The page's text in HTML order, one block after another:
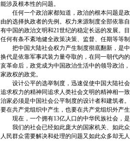
能涉及根本性的问题。
任何一个政治家都知道，政治的根本问题是政
由的选择执政者的先例。权力来源制度全部依靠
有中国的政治文明和21世纪的稳定长远的发展。
任何有条不紊地健全政策决策、监督、任期等等
把中国大陆社会权力产生制度彻底翻新，是中
换代是依靠军事武装力量夺取的，在同一朝代内
亥革命后，政党成为中国政治生活中的领导政治
家政权的政党。
设计公平的选举制度，迅速促使中国大陆社会
追求权力的精神同追求人类社会文明的精神相一
治家必须是中国社会公平制度的设计者和建筑者
要在共产党组织中产生，也要在共产党组织外产生
现在，一个拥有13亿人口的中华民族社会，是
我们的社会已经如此庞大的国家机关、如此众
人民群众需要解决和处理的问题又如此众多却无人